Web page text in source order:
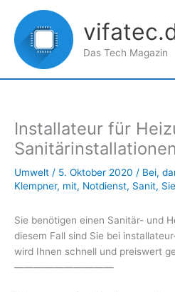
Inhalt
springen
Das Tech Magazin
Installateur für
Sanitärinstallationen
Umwelt / 5. Oktober 2020 / Bei,
Klempner, mit, Notdienst, Sanit, Sie
Sie benötigen einen Sanitär- und
diesem Fall sind Sie bei
wird Ihnen schnell und preiswert
——————————